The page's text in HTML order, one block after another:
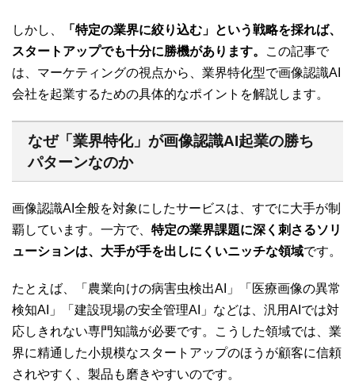
しかし、
「特定の業界に絞り込む」という戦略を採れば、
スタートアップでも十分に勝機があります。
この記事で
は、マーケティングの視点から、業界特化型で画像認識AI
会社を起業するための具体的なポイントを解説します。
なぜ「業界特化」が画像認識AI起業の勝ち
パターンなのか
画像認識AI全般を対象にしたサービスは、すでに大手が制
覇しています。一方で、 特定の業界課題に深く刺さるソリ
ューションは、大手が手を出しにくいニッチな領域です。
たとえば、「農業向けの病害虫検出AI」「医療画像の異常
検知AI」「建設現場の安全管理AI」などは、汎用AIでは対
応しきれない専門知識が必要です。こうした領域では、業
界に精通した小規模なスタートアップのほうが顧客に信頼
されやすく、製品も磨きやすいのです。